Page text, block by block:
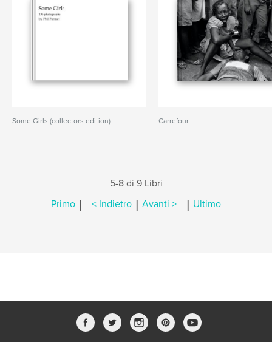
Some Girls (collectors edition) Carrefour
5-8 di 9 Libri
Primo | < Indietro | Avanti > | Ultimo